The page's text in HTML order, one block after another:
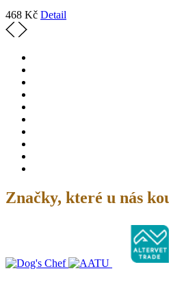
468 Kč Detail
Značky, které u nás